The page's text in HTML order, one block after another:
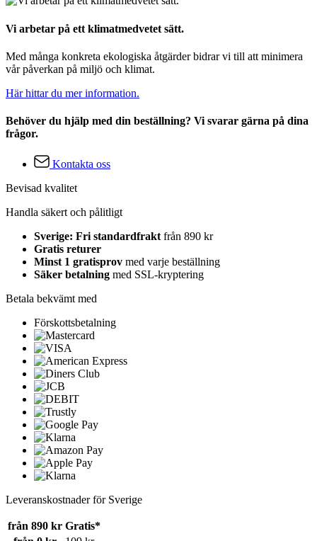
Vi arbetar på ett klimatmedvetet sätt.
Med många konkreta ekologiska åtgärder bidrar vi till att minimera
vår påverkan på miljö och klimat.
Här hittar du mer information.
Behöver du hjälp med din beställning? Vi svarar gärna på dina
frågor.
Kontakta oss
Bevisad kvalitet
Handla säkert och pålitligt
Sverige: Fri standardfrakt från 890 kr
Gratis returer
Minst 1 gratisprov med varje beställning
Säker betalning med SSL-kryptering
Betala bekvämt med
Förskottsbetalning
Leveranskostnader för Sverige
från 890 kr Gratis*